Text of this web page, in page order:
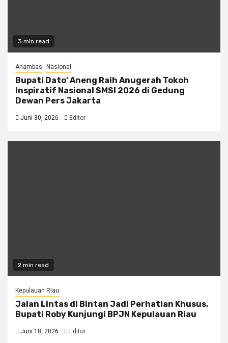
3 min read
Anambas Nasional
Bupati Dato’ Aneng Raih Anugerah Tokoh
Inspiratif Nasional SMSI 2026 di Gedung
Dewan Pers Jakarta
Juni 30, 2026 Editor
2 min read
Kepulauan RIau
Jalan Lintas di Bintan Jadi Perhatian Khusus,
Bupati Roby Kunjungi BPJN Kepulauan Riau
Juni 18, 2026 Editor